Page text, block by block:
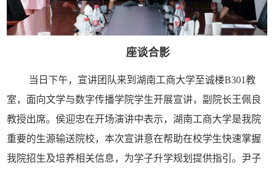
座谈合影
当日下午，宣讲团队来到湖南工商大学至诚楼B301教
室，面向文学与数字传播学院学生开展宣讲，副院长王佩良
教授出席。侯迎忠在开场演讲中表示，湖南工商大学是我院
重要的生源输送院校，本次宣讲意在帮助在校学生快速掌握
我院招生及培养相关信息，为学子升学规划提供指引。尹子